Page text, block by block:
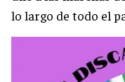
lo largo de todo el